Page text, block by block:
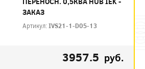
ЗАКАЗ
Артикул:IVS21-1-D05-13
3957.5 руб.